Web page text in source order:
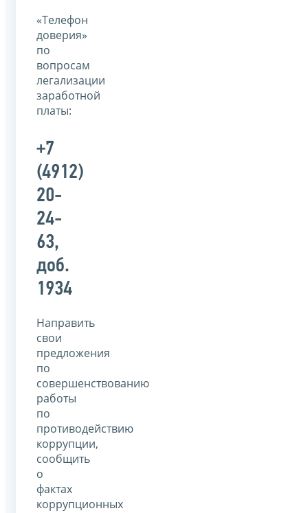
«Телефон
доверия»
по
вопросам
легализации
заработной
платы:
+7
(4912)
20-
24-
63,
доб.
1934
Направить
свои
предложения
по
совершенствованию
работы
по
противодействию
коррупции,
сообщить
о
фактах
коррупционных